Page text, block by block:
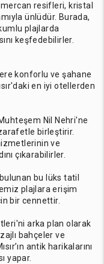
resifleri, kristal
ünlüdür. Burada,
plajlarda
keşfedebilirler.
konforlu ve şahane
en iyi otellerden
Nil Nehri'ne
birleştirir.
ve
çıkarabilirler.
bu lüks tatil
plajlara erişim
bir cennettir.
arka plan olarak
bahçeler ve
antik harikalarını
yapar.